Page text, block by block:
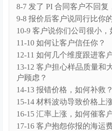
8-7 发了 PI 合同客户不回
9-8 报价后客户说同行比你
10-9 客户说你们公司很小，
11-10 如何让客户信任你？
12-11 如何几个维度跟进客
13-12 客户担心样品质量和
户顾虑？
14-13 报错价格，如何补救？
15-14 材料波动导致价格上
16-15 汇率上涨，如何催客
17-16 客户抱怨你报的海运